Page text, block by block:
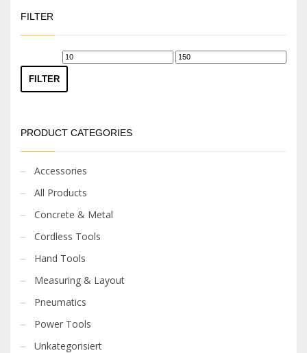
FILTER
Min.
Max.
FILTER
PRODUCT CATEGORIES
Accessories
All Products
Concrete & Metal
Cordless Tools
Hand Tools
Measuring & Layout
Pneumatics
Power Tools
Unkategorisiert